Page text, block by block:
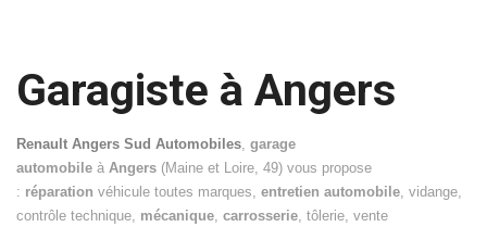
Garagiste à Angers
Renault Angers Sud Automobiles garage
automobile à Angers (Maine et Loire, 49) vous propose
: réparation véhicule toutes marques, entretien automobile , vidange,
contrôle technique, mécanique carrosserie , tôlerie, vente